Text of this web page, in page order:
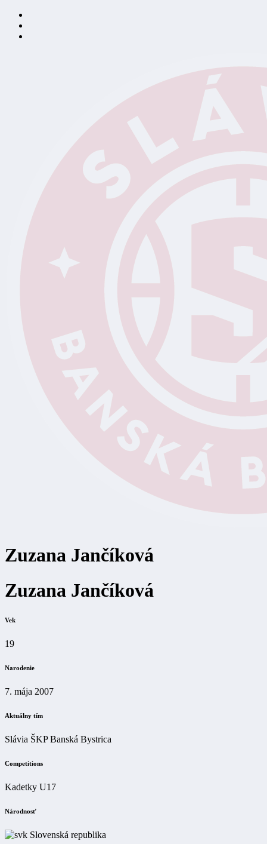
Zuzana Jančíková
Zuzana Jančíková
Vek
19
Narodenie
7. mája 2007
Aktuálny tím
Slávia ŠKP Banská Bystrica
Competitions
Kadetky U17
Národnosť
Slovenská republika